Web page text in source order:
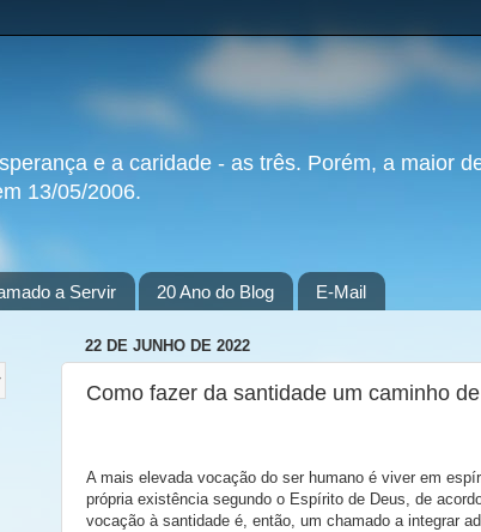
e a caridade - as três. Porém, a maior
13/05/2006.
a Servir 20 Ano do Blog E-Mail
22 DE JUNHO DE 2022
Como fazer da santidade um caminho
A mais elevada vocação do ser humano é viver em
própria existência segundo o Espírito de Deus, de
vocação à santidade é, então, um chamado a integrar